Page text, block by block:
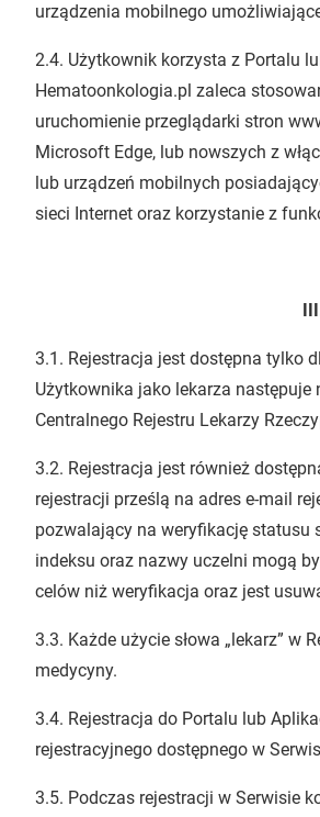
urządzenia mobilnego
2.4. Użytkownik korzysta z Portalu
Hematoonkologia.pl zaleca
uruchomienie przeglądarki stron
Microsoft Edge, lub nowszych z
lub urządzeń mobilnych
sieci Internet oraz korzystanie z
3.1. Rejestracja jest dostępna tylko
Użytkownika jako lekarza
Centralnego Rejestru Lekarzy
3.2. Rejestracja jest również
rejestracji prześlą na adres e-mail
pozwalający na weryfikację statusu
indeksu oraz nazwy uczelni mogą
celów niż weryfikacja oraz jest
3.3. Każde użycie słowa „lekarz”
medycyny.
3.4. Rejestracja do Portalu lub
rejestracyjnego dostępnego w
3.5. Podczas rejestracji w Serwisie